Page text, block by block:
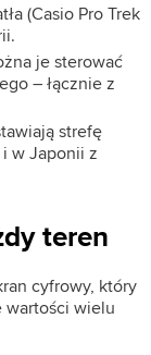
(Casio Pro Trek
je sterować
– łącznie z
strefę
w Japonii z
teren
cyfrowy, który
wartości wielu